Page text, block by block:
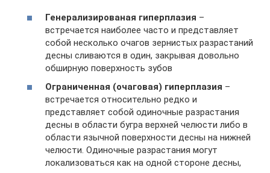
Генерализированая гиперплазия –
встречается наиболее часто и представляет
собой несколько очагов зернистых разрастаний
десны сливаются в один, закрывая довольно
обширную поверхность зубов
Ограниченная (очаговая) гиперплазия –
встречается относительно редко и
представляет собой одиночные разрастания
десны в области бугра верхней челюсти либо в
области язычной поверхности десны на нижней
челюсти. Одиночные разрастания могут
локализоваться как на одной стороне десны,